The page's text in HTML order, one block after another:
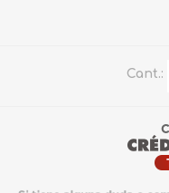
Cant.: